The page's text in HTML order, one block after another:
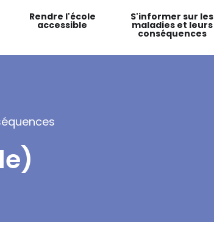
Rendre l'école
accessible
S'informer sur les
maladies et leurs
conséquences